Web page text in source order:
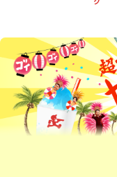
超ゴイゴイヤスー夏祭